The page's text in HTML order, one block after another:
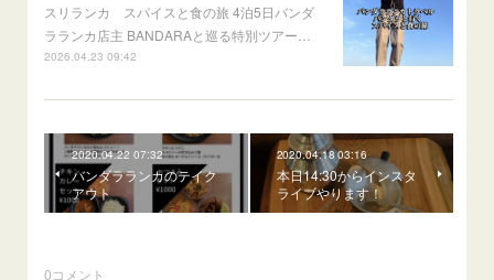
スリランカ スパイスと食の旅 4泊5日バンダ
ラランカ店主 BANDARAと巡る特別ツアー…
2026.04.23 09:42
2020.04.22 07:32
バンダラランカのテイク
アウト
2020.04.18 03:16
本日14:30からインスタ
ライブやります！
0コメント